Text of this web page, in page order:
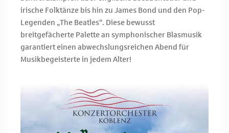
irische Folktänze bis hin zu James Bond und den Pop-
Legenden „The Beatles“. Diese bewusst
breitgefächerte Palette an symphonischer Blasmusik
garantiert einen abwechslungsreichen Abend für
Musikbegeisterte in jedem Alter!